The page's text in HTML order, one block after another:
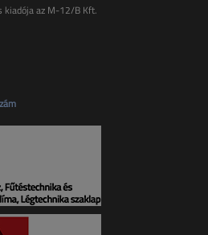
kiadója az M-12/B Kft.